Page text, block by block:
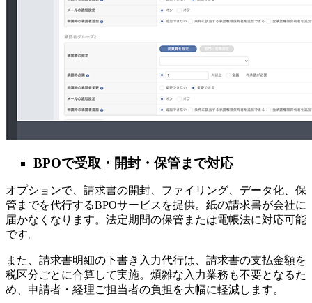
BPOで受取・開封・保管まで対応
オプションで、請求書の開封、ファイリング、データ化、保
管までを代行するBPOサービスを提供。紙の請求書が会社に
届かなくなります。法定期間の保管または電帳法に対応可能
です。
また、請求書明細の下書き入力代行は、請求書の支払金額を
税区分ごとに合算して実施。煩雑な入力業務も不要となるた
め、申請者・経理ご担当者の負担を大幅に軽減します。